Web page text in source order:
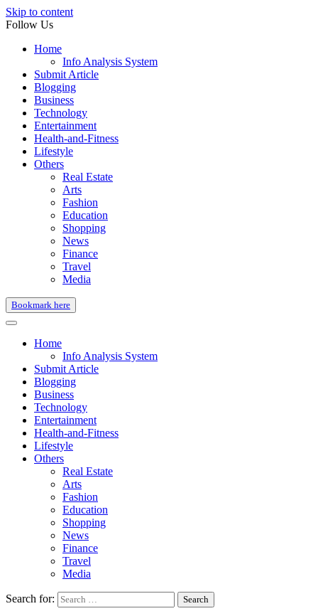
Skip to content
Follow Us
Home
Info Analysis System
Submit Article
Blogging
Business
Technology
Entertainment
Health-and-Fitness
Lifestyle
Others
Real Estate
Arts
Fashion
Education
Shopping
News
Finance
Travel
Media
Bookmark here
Home
Info Analysis System
Submit Article
Blogging
Business
Technology
Entertainment
Health-and-Fitness
Lifestyle
Others
Real Estate
Arts
Fashion
Education
Shopping
News
Finance
Travel
Media
Search for: